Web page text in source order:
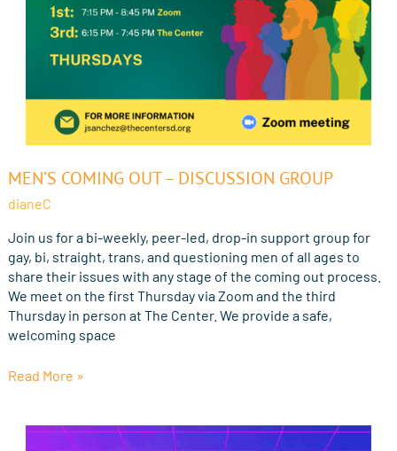
MEN’S COMING OUT – DISCUSSION GROUP
dianeC
Join us for a bi-weekly, peer-led, drop-in support group for
gay, bi, straight, trans, and questioning men of all ages to
share their issues with any stage of the coming out process.
We meet on the first Thursday via Zoom and the third
Thursday in person at The Center. We provide a safe,
welcoming space
Men’s
Out
Discussion
Group
Read More »